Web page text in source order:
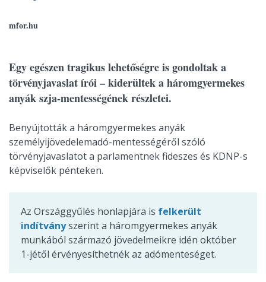
mfor.hu
Egy egészen tragikus lehetőségre is gondoltak a
törvényjavaslat írói – kiderültek a háromgyermekes
anyák szja-mentességének részletei.
Benyújtották a háromgyermekes anyák
személyijövedelemadó-mentességéről szóló
törvényjavaslatot a parlamentnek fideszes és KDNP-s
képviselők pénteken.
Az Országgyűlés honlapjára is felkerült
indítványszerint a háromgyermekes anyák
munkából származó jövedelmeikre idén október
1-jétől érvényesíthetnék az adómenteséget.